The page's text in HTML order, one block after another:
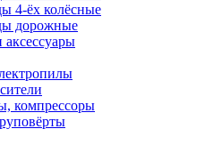
4-ёх колёсные
дорожные
аксессуары
компрессоры